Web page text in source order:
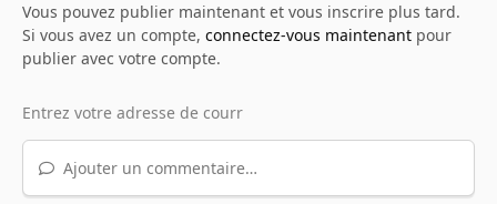
Vous pouvez publier maintenant et vous inscrire plus tard.
Si vous avez un compte, connectez-vous maintenantpour
publier avec votre compte.
Ajouter un commentaire…